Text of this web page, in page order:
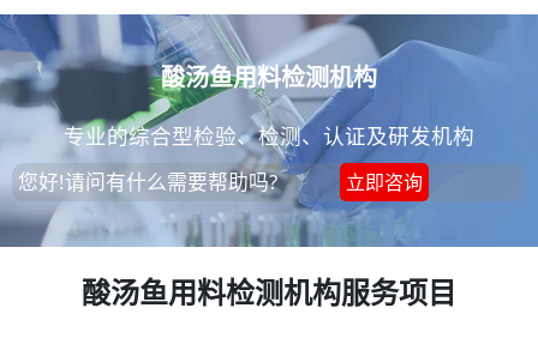
酸汤鱼用料检测机构
专业的综合型检验、检测、认证及研发机构
您好!请问有什么需要帮助吗? 立即咨询
酸汤鱼用料检测机构服务项目